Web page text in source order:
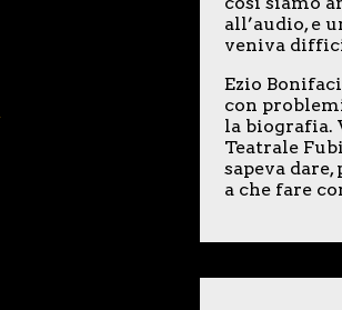
all’audio, e
veniva
Ezio
con
la biografia.
Teatrale
sapeva
a che fare